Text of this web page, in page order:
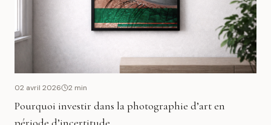
02 avril 2026 2 min
Pourquoi investir dans la photographie d’art en